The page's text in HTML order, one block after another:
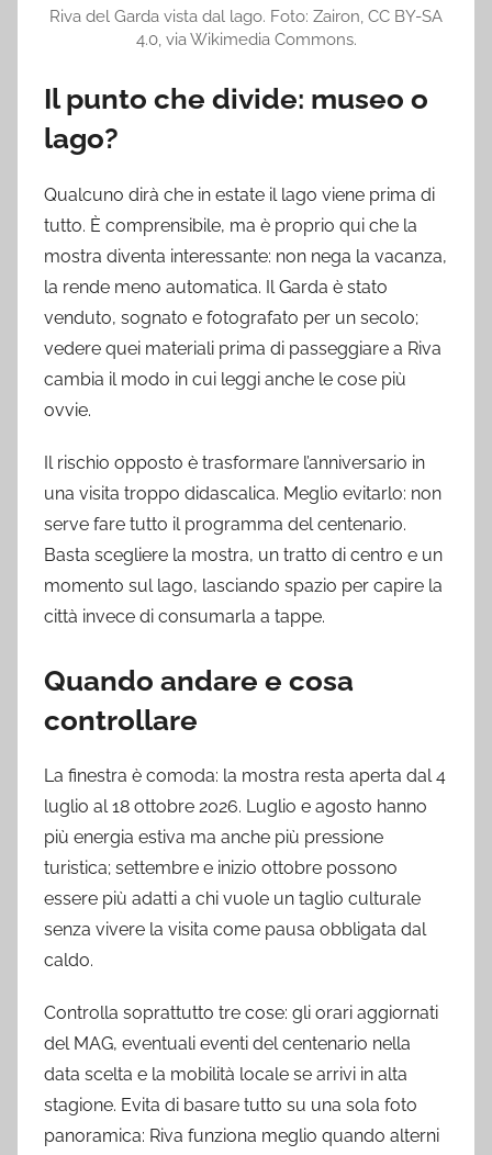
Riva del Garda vista dal lago. Foto: Zairon, CC BY-SA
4.0, via Wikimedia Commons.
Il punto che divide: museo o
lago?
Qualcuno dirà che in estate il lago viene prima di
tutto. È comprensibile, ma è proprio qui che la
mostra diventa interessante: non nega la vacanza,
la rende meno automatica. Il Garda è stato
venduto, sognato e fotografato per un secolo;
vedere quei materiali prima di passeggiare a Riva
cambia il modo in cui leggi anche le cose più
ovvie.
Il rischio opposto è trasformare l’anniversario in
una visita troppo didascalica. Meglio evitarlo: non
serve fare tutto il programma del centenario.
Basta scegliere la mostra, un tratto di centro e un
momento sul lago, lasciando spazio per capire la
città invece di consumarla a tappe.
Quando andare e cosa
controllare
La finestra è comoda: la mostra resta aperta dal 4
luglio al 18 ottobre 2026. Luglio e agosto hanno
più energia estiva ma anche più pressione
turistica; settembre e inizio ottobre possono
essere più adatti a chi vuole un taglio culturale
senza vivere la visita come pausa obbligata dal
caldo.
Controlla soprattutto tre cose: gli orari aggiornati
del MAG, eventuali eventi del centenario nella
data scelta e la mobilità locale se arrivi in alta
stagione. Evita di basare tutto su una sola foto
panoramica: Riva funziona meglio quando alterni